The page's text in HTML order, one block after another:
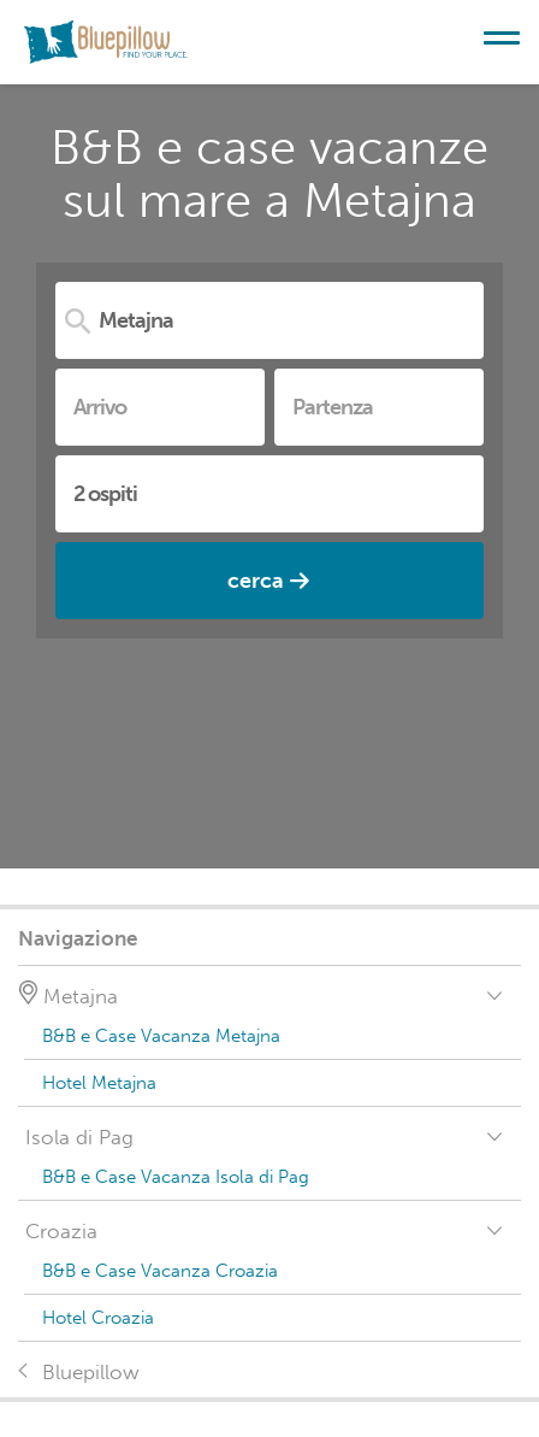
B&B e case vacanze
sul mare a Metajna
cerca
Navigazione
Metajna
B&B e Case Vacanza Metajna
Hotel Metajna
Isola di Pag
B&B e Case Vacanza Isola di Pag
Croazia
B&B e Case Vacanza Croazia
Hotel Croazia
Bluepillow